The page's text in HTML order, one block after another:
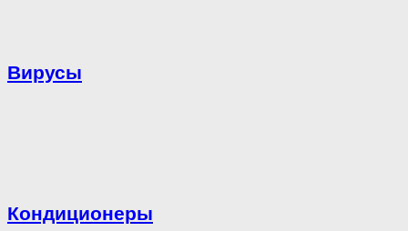
Вирусы
Кондиционеры